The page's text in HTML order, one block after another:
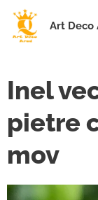
Art Deco
Inel
pietre
mov